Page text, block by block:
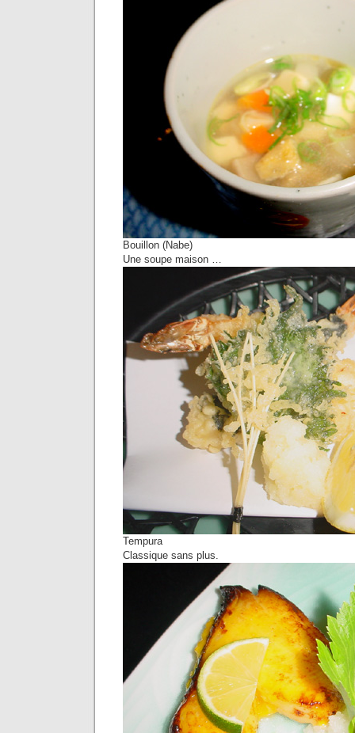
Bouillon (Nabe)
Une soupe maison …
Tempura
Classique sans plus.